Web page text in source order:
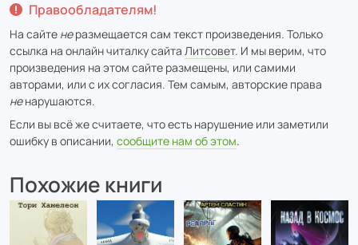
Правообладателям!
На сайте неразмещается сам текст произведения. Только
ссылка на онлайн читалку сайта Литсовет. И мы верим, что
произведения на этом сайте размещены, или самими
авторами, или с их согласия. Тем самым, авторские права
ненарушаются.
Если вы всё же считаете, что есть нарушение или заметили
ошибку в описании, сообщите нам об этом.
Похожие книги